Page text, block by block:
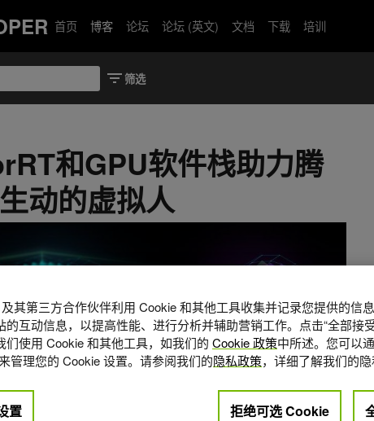
首页 博客 论坛 论坛 (英文) 文档 下载 培训
和GPU软件栈助力腾
动的虚拟人
其第三方合作伙伴利用 Cookie 和其他工具收集并记录您提供的信
的互动信息，以提高性能、进行分析并辅助营销工作。点击“全部接
们使用 Cookie 和其他工具，如我们的 Cookie 政策中所述。您可以
管理您的 Cookie 设置。请参阅我们的隐私政策，详细了解我们的
置 拒绝可选 Cookie